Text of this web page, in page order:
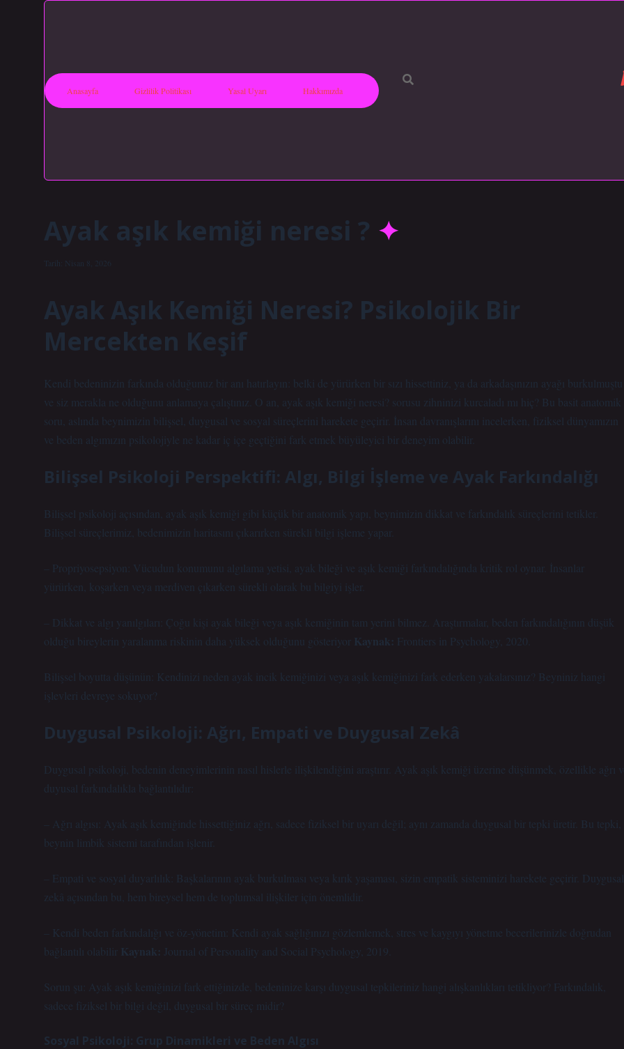
Anasayfa Gizlilik Politikası Yasal Uyarı Hakkımızda
Ayak aşık kemiği neresi ?
Tarih: Nisan 8, 2026
Ayak Aşık Kemiği Neresi? Psikolojik Bir
Mercekten Keşif
Kendi bedeninizin farkında olduğunuz bir anı hatırlayın: belki de yürürken bir sızı hissettiniz, ya da arkadaşınızın ayağı burkulmuştu
ve siz merakla ne olduğunu anlamaya çalıştınız. O an, ayak aşık kemiği neresi? sorusu zihninizi kurcaladı mı hiç? Bu basit anatomik
soru, aslında beynimizin bilişsel, duygusal ve sosyal süreçlerini harekete geçirir. İnsan davranışlarını incelerken, fiziksel dünyamızın
ve beden algımızın psikolojiyle ne kadar iç içe geçtiğini fark etmek büyüleyici bir deneyim olabilir.
Bilişsel Psikoloji Perspektifi: Algı, Bilgi İşleme ve Ayak Farkındalığı
Bilişsel psikoloji açısından, ayak aşık kemiği gibi küçük bir anatomik yapı, beynimizin dikkat ve farkındalık süreçlerini tetikler.
Bilişsel süreçlerimiz, bedenimizin haritasını çıkarırken sürekli bilgi işleme yapar.
– Propriyosepsiyon: Vücudun konumunu algılama yetisi, ayak bileği ve aşık kemiği farkındalığında kritik rol oynar. İnsanlar
yürürken, koşarken veya merdiven çıkarken sürekli olarak bu bilgiyi işler.
– Dikkat ve algı yanılgıları: Çoğu kişi ayak bileği veya aşık kemiğinin tam yerini bilmez. Araştırmalar, beden farkındalığının düşük
olduğu bireylerin yaralanma riskinin daha yüksek olduğunu gösteriyor Kaynak: Frontiers in Psychology, 2020.
Bilişsel boyutta düşünün: Kendinizi neden ayak incik kemiğinizi veya aşık kemiğinizi fark ederken yakalarsınız? Beyniniz hangi
işlevleri devreye sokuyor?
Duygusal Psikoloji: Ağrı, Empati ve Duygusal Zekâ
Duygusal psikoloji, bedenin deneyimlerinin nasıl hislerle ilişkilendiğini araştırır. Ayak aşık kemiği üzerine düşünmek, özellikle ağrı
duyusal farkındalıkla bağlantılıdır:
– Ağrı algısı: Ayak aşık kemiğinde hissettiğiniz ağrı, sadece fiziksel bir uyarı değil; aynı zamanda duygusal bir tepki üretir. Bu tepki,
beynin limbik sistemi tarafından işlenir.
– Empati ve sosyal duyarlılık: Başkalarının ayak burkulması veya kırık yaşaması, sizin empatik sisteminizi harekete geçirir. Duygusal
zekâ açısından bu, hem bireysel hem de toplumsal ilişkiler için önemlidir.
– Kendi beden farkındalığı ve öz-yönetim: Kendi ayak sağlığınızı gözlemlemek, stres ve kaygıyı yönetme becerilerinizle doğrudan
bağlantılı olabilir Kaynak: Journal of Personality and Social Psychology, 2019.
Sorun şu: Ayak aşık kemiğinizi fark ettiğinizde, bedeninize karşı duygusal tepkileriniz hangi alışkanlıkları tetikliyor? Farkındalık,
sadece fiziksel bir bilgi değil, duygusal bir süreç midir?
Sosyal Psikoloji: Grup Dinamikleri ve Beden Algısı